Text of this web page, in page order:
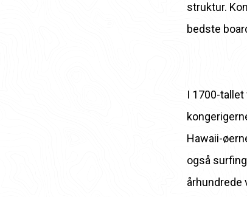
struktur.
bedste
I 1700-
Hawaii-
også
århundrede